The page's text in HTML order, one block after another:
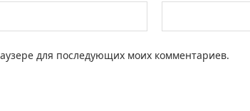
для последующих моих комментариев.